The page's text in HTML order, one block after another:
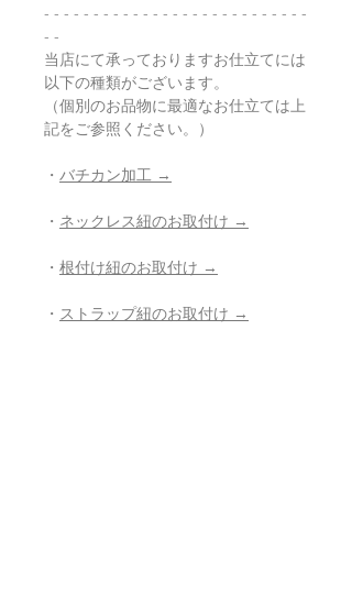
- - - - - - - - - - - - - - - - - - - - - - - - - - -
- -
当店にて承っておりますお仕立てには
以下の種類がございます。
（個別のお品物に最適なお仕立ては上
記をご参照ください。）
・ バチカン加工 →
・ ネックレス紐のお取付け →
・ 根付け紐のお取付け →
・ ストラップ紐のお取付け →